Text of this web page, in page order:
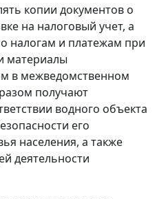
копии документов о
на налоговый учет, а
налогам и платежам при
материалы
в межведомственном
получают
водного объекта
его
населения, а также
деятельности